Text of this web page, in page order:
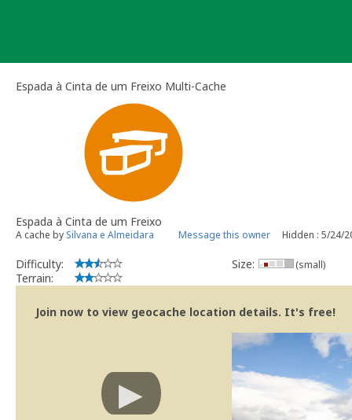
Espada à Cinta de um Freixo Multi-Cache
Espada à Cinta de um Freixo
A cache by Silvana e Almeidara Message this owner Hidden : 5/24/
Difficulty:
Terrain:
Size: (small)
Join now to view geocache location details. It's free!